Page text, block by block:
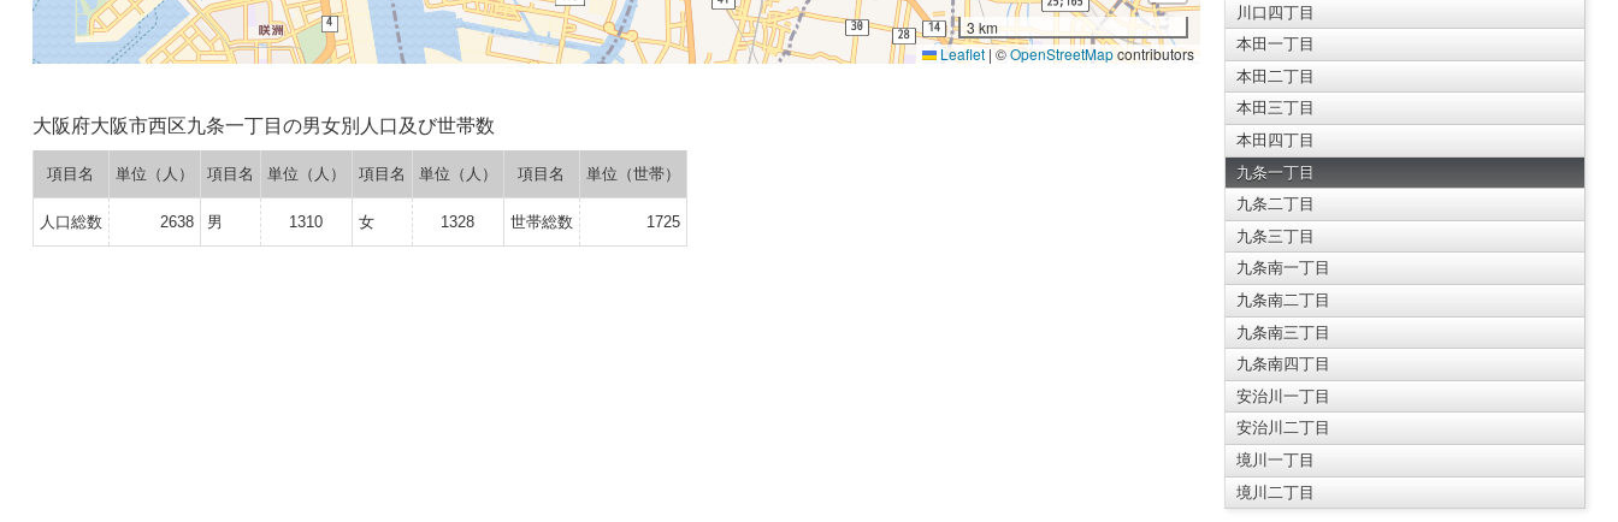
3 km
Leaflet | ©OpenStreetMapcontributors
大阪府大阪市西区九条一丁目の男女別人口及び世帯数
項目名 単位（人） 項目名 単位（人） 項目名 単位（人） 項目名 単位（世帯）
人口総数 2638 男 1310 女 1328 世帯総数 1725
川口四丁目
本田一丁目
本田二丁目
本田三丁目
本田四丁目
九条一丁目
九条二丁目
九条三丁目
九条南一丁目
九条南二丁目
九条南三丁目
九条南四丁目
安治川一丁目
安治川二丁目
境川一丁目
境川二丁目